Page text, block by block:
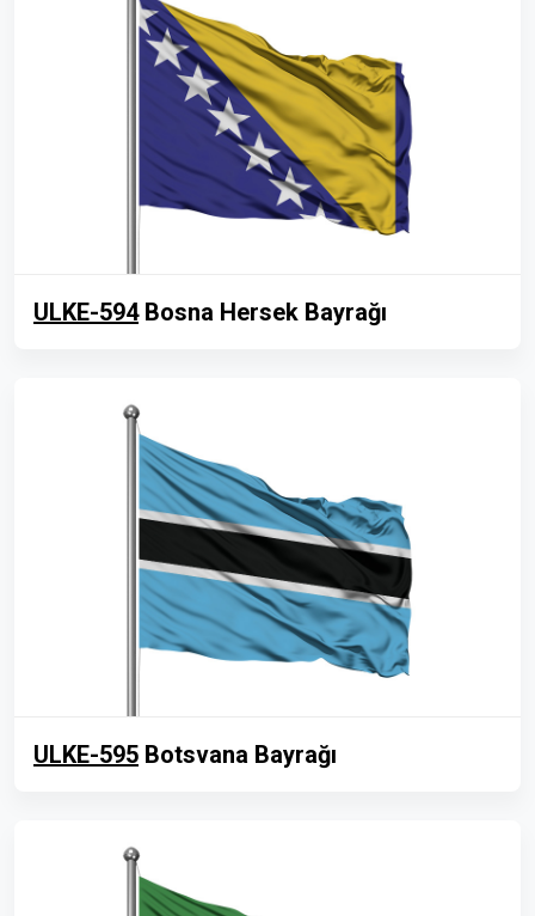
ULKE-594Bosna Hersek Bayrağı
ULKE-595 Botsvana Bayrağı